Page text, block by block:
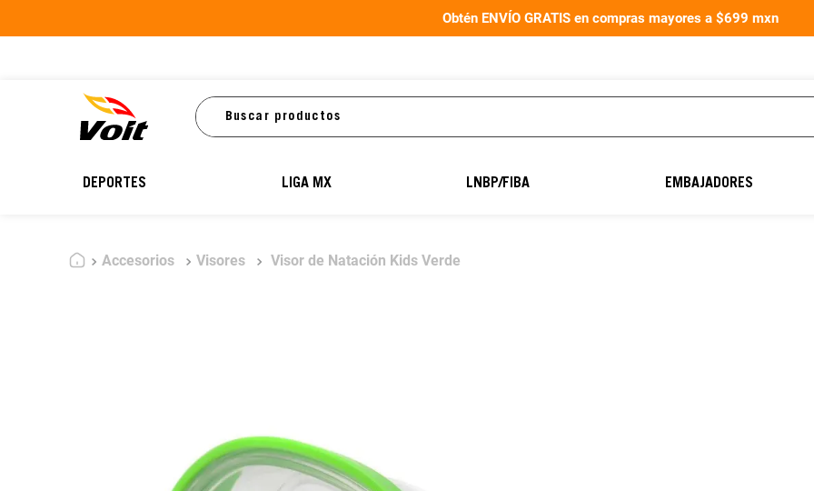
Obtén ENVÍO GRATIS en compras mayores a $699 mxn
Buscar productos
DEPORTES LIGA MX LNBP/FIBA EMBAJADORES
Accesorios Visores Visor de Natación Kids Verde
3. guantes portero